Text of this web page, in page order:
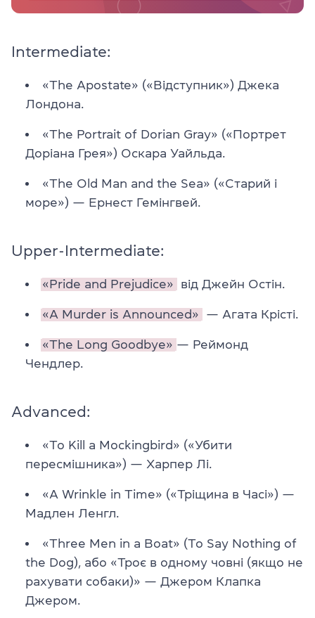
Intermediate:
«The Apostate» («Відступник») Джека
Лондона.
«The Portrait of Dorian Gray» («Портрет
Доріана Грея») Оскара Уайльда.
«The Old Man and the Sea» («Старий і
море») — Ернест Гемінгвей.
Upper-Intermediate:
«Pride and Prejudice» від Джейн Остін.
«A Murder is Announced» — Агата Крісті.
«The Long Goodbye» — Реймонд
Чендлер.
Advanced:
«To Kill a Mockingbird» («Убити
пересмішника») — Харпер Лі.
«A Wrinkle in Time» («Тріщина в Часі») —
Мадлен Ленгл.
«Three Men in a Boat» (To Say Nothing of
the Dog), або «Троє в одному човні (якщо не
рахувати собаки)» — Джером Клапка
Джером.